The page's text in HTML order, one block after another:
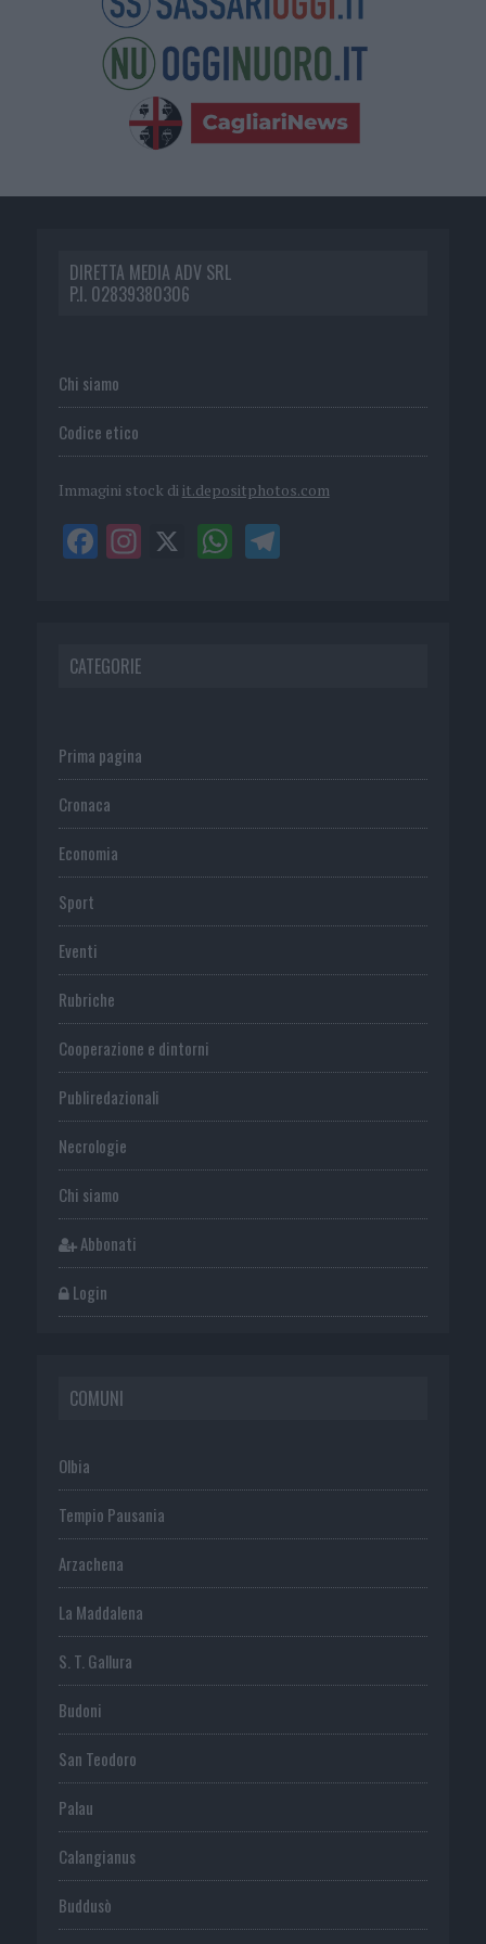
DIRETTA MEDIA ADV SRL
P.I. 02839380306
Chi siamo
Codice etico
Immagini stock di it.depositphotos.com
CATEGORIE
Prima pagina
Cronaca
Economia
Sport
Eventi
Rubriche
Cooperazione e dintorni
Publiredazionali
Necrologie
Chi siamo
Abbonati
Login
COMUNI
Olbia
Tempio Pausania
Arzachena
La Maddalena
S. T. Gallura
Budoni
San Teodoro
Palau
Calangianus
Buddusò